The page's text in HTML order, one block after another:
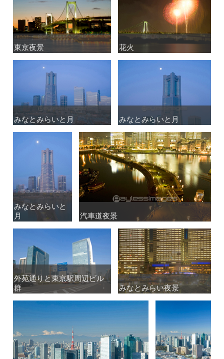
東京夜景
東京夜景 花火
花火
みなとみらいと月
みなとみらいと月 みなとみらいと月
みなとみらいと月
みなとみらいと
月
みなとみらいと
月
汽車道夜景
汽車道夜景
外苑通りと東京駅周辺ビル
群
外苑通りと東京駅周辺ビル
群
みなとみらい夜景
みなとみらい夜景